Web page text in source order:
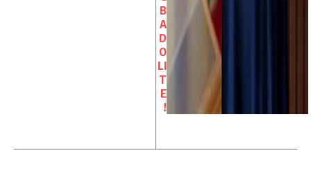
B
A
D
O
LI
T
E
!